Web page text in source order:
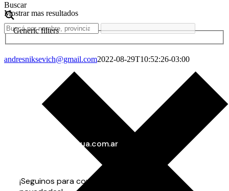
Buscar
Mostrar mas resultados
Generic filters
andresniksevich@gmail.com2022-08-29T10:52:26-03:00
info@gorenaagua.com.ar
¡Seguinos para conocer todas nuestras